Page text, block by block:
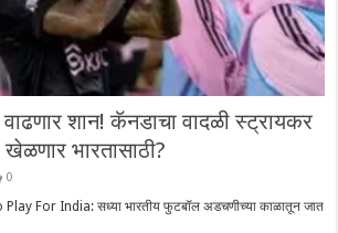
शान! कॅनडाचा वादळी स्ट्रायकर
भारतासाठी?
0
For India: सध्या भारतीय फुटबॉल अडचणीच्या काळातून जात